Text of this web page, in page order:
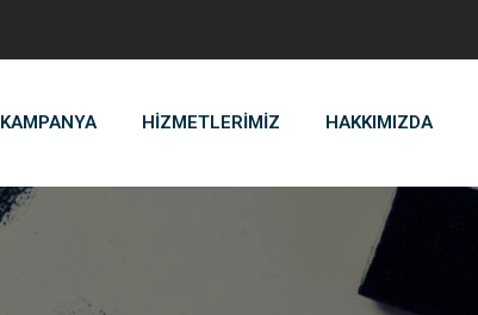
KAMPANYA HİZMETLERİMİZ HAKKIMIZDA